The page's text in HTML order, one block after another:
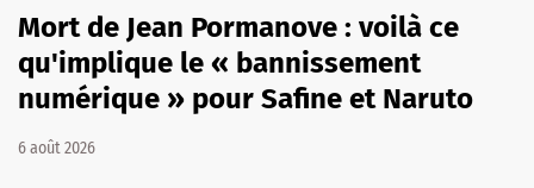
Mort de Jean Pormanove : voilà ce
qu'implique le « bannissement
numérique » pour Safine et Naruto
6 août 2026